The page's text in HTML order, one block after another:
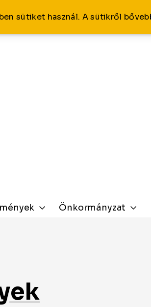
sütiket használ. A sütikről
Önkormányzat